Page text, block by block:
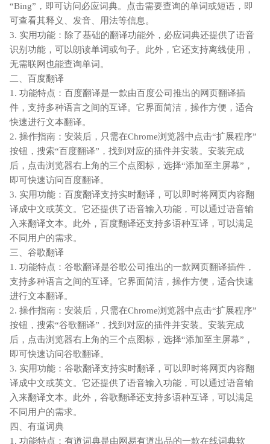
“Bing”，即可访问必应词典。点击需要查询的单词或短语，即
可查看其释义、发音、用法等信息。
3. 实用功能：除了基础的翻译功能外，必应词典还提供了语音
识别功能，可以朗读单词或句子。此外，它还支持离线使用，
无需联网也能查询单词。
二、百度翻译
1. 功能特点：百度翻译是一款由百度公司推出的网页翻译插
件，支持多种语言之间的互译。它界面简洁，操作方便，适合
快速进行文本翻译。
2. 操作指南：安装后，只需在Chrome浏览器中点击“扩展程序”
按钮，搜索“百度翻译”，找到对应的插件并安装。安装完成
后，点击浏览器右上角的三个点图标，选择“添加至主屏幕”，
即可快速访问百度翻译。
3. 实用功能：百度翻译支持实时翻译，可以即时将网页内容翻
译成中文或英文。它还提供了语音输入功能，可以通过语音输
入来翻译文本。此外，百度翻译还支持多语种互译，可以满足
不同用户的需求。
三、谷歌翻译
1. 功能特点：谷歌翻译是谷歌公司推出的一款网页翻译插件，
支持多种语言之间的互译。它界面简洁，操作方便，适合快速
进行文本翻译。
2. 操作指南：安装后，只需在Chrome浏览器中点击“扩展程序”
按钮，搜索“谷歌翻译”，找到对应的插件并安装。安装完成
后，点击浏览器右上角的三个点图标，选择“添加至主屏幕”，
即可快速访问谷歌翻译。
3. 实用功能：谷歌翻译支持实时翻译，可以即时将网页内容翻
译成中文或英文。它还提供了语音输入功能，可以通过语音输
入来翻译文本。此外，谷歌翻译还支持多语种互译，可以满足
不同用户的需求。
四、有道词典
1. 功能特点：有道词典是由网易有道出品的一款在线词典软